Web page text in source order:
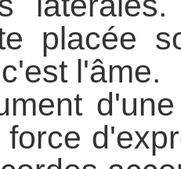
placée
l'âme.
force